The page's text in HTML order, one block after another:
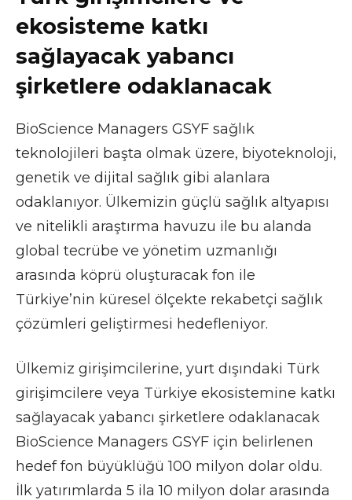
ekosisteme katkı
sağlayacak yabancı
şirketlere odaklanacak
BioScience Managers GSYF sağlık
teknolojileri başta olmak üzere, biyoteknoloji,
genetik ve dijital sağlık gibi alanlara
odaklanıyor. Ülkemizin güçlü sağlık altyapısı
ve nitelikli araştırma havuzu ile bu alanda
global tecrübe ve yönetim uzmanlığı
arasında köprü oluşturacak fon ile
Türkiye’nin küresel ölçekte rekabetçi sağlık
çözümleri geliştirmesi hedefleniyor.
Ülkemiz girişimcilerine, yurt dışındaki Türk
girişimcilere veya Türkiye ekosistemine katkı
sağlayacak yabancı şirketlere odaklanacak
BioScience Managers GSYF için belirlenen
hedef fon büyüklüğü 100 milyon dolar oldu.
İlk yatırımlarda 5 ila 10 milyon dolar arasında